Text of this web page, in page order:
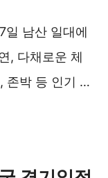
남산 일대에
, 다채로운 체
존박 등 인기 …